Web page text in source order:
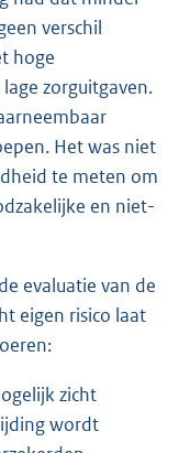
verschil
hoge
zorguitgaven.
Het was niet
te meten om
en niet-
evaluatie van de
eigen risico laat
zicht
wordt